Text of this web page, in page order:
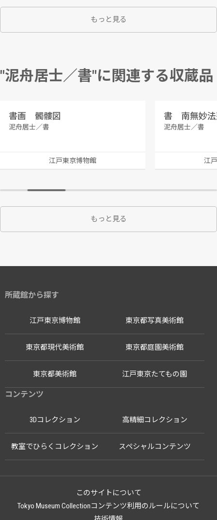
もっと見る
"泥舟居士／書"に関連する収蔵品
書画 髑髏図
泥舟居士／書
江戸東京博物館
書 南無妙法
泥舟居士／書
江
もっと見る
所蔵館から探す
江戸東京博物館
江戸東京たてもの園
東京都写真美術館
東京都現代美術館 東京都庭園美術館
東京都美術館
コンテンツ
3Dコレクション 高精細コレクション
教室でひらくコレクション スペシャルコンテンツ
このサイトについて
Tokyo Museum Collectionコンテンツ利用のルールについて